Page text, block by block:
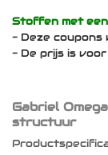
Stoffen met
- Deze coupons
- De prijs is
Gabriel
structuur